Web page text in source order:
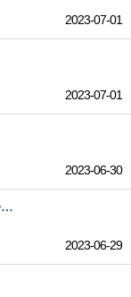
2023-07-01
2023-07-01
2023-06-30
경력 쌓고 더 위로 향하기 위해 일자리 구합니다!
2023-06-29